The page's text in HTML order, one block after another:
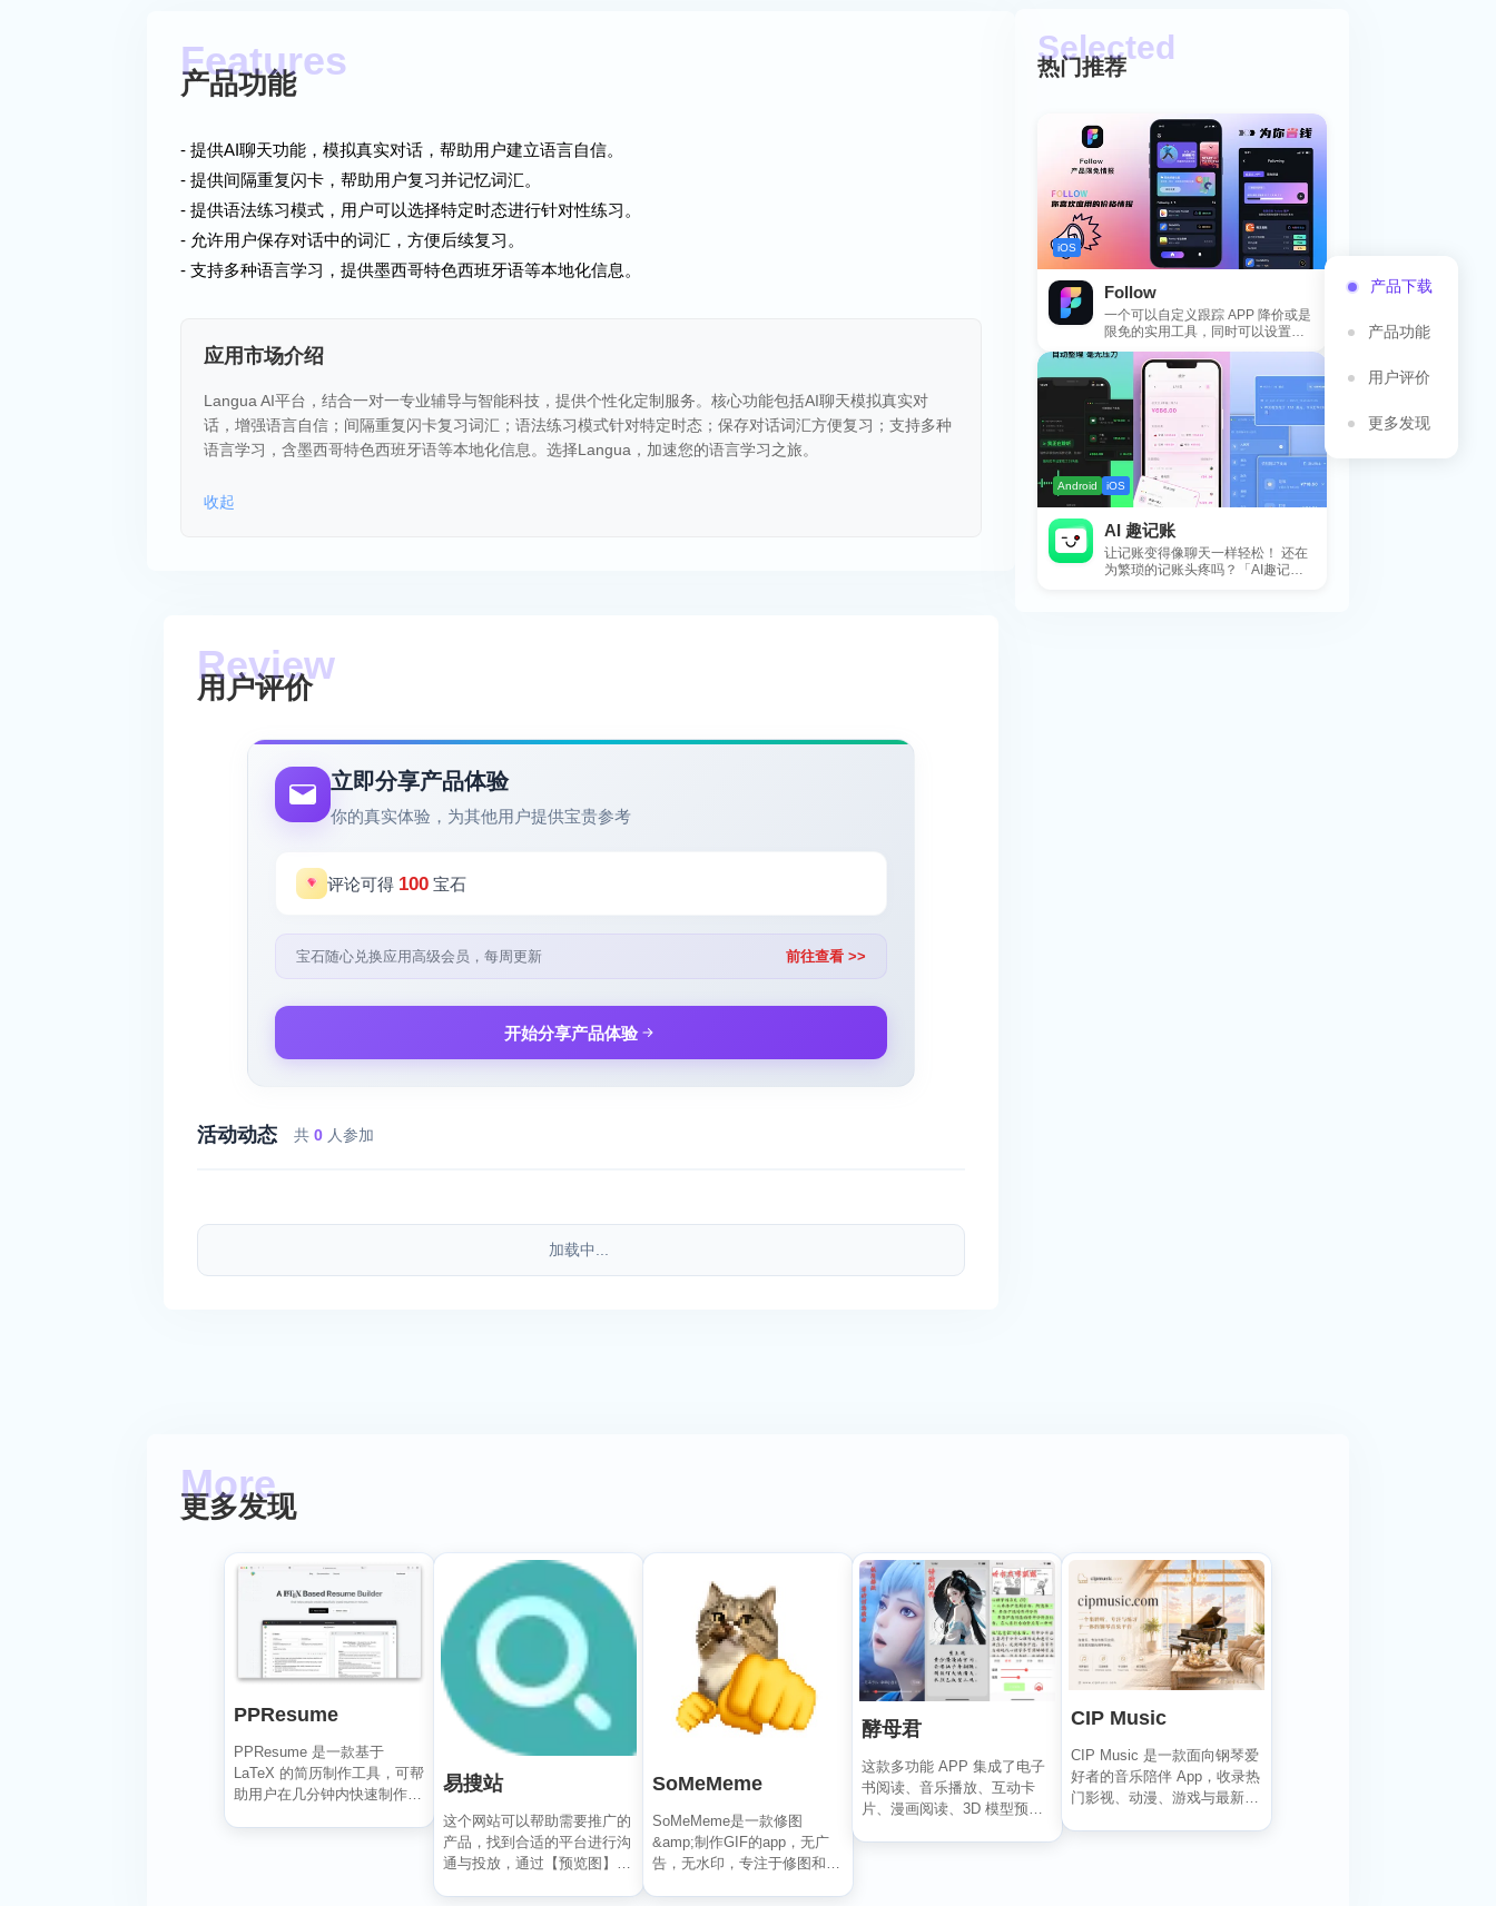
产品下载
产品功能
用户评价
更多发现
产品功能
- 提供AI聊天功能，模拟真实对话，帮助用户建立语言自信。
- 提供间隔重复闪卡，帮助用户复习并记忆词汇。
- 提供语法练习模式，用户可以选择特定时态进行针对性练习。
- 允许用户保存对话中的词汇，方便后续复习。
- 支持多种语言学习，提供墨西哥特色西班牙语等本地化信息。
应用市场介绍
Langua AI平台，结合一对一专业辅导与智能科技，提供个性化定制服务。核心功能包括AI聊天模拟真实对
话，增强语言自信；间隔重复闪卡复习词汇；语法练习模式针对特定时态；保存对话词汇方便复习；支持多种
语言学习，含墨西哥特色西班牙语等本地化信息。选择Langua，加速您的语言学习之旅。
收起
用户评价
立即分享产品体验
你的真实体验，为其他用户提供宝贵参考
评论可得 100 宝石
宝石随心兑换应用高级会员，每周更新 前往查看 >>
开始分享产品体验
活动动态 共 0 人参加
加载中...
热门推荐
iOS
Follow
一个可以自定义跟踪 APP 降价或是
限免的实用工具，同时可以设置包
括 APP，游戏，热门类和精选类
Android iOS
AI 趣记账
让记账变得像聊天一样轻松！ 还在
为繁琐的记账头疼吗？「AI趣记
更多发现
PPResume
PPResume 是一款基于
LaTeX 的简历制作工具，可帮
助用户在几分钟内快速制作精
易搜站
这个网站可以帮助需要推广的
产品，找到合适的平台进行沟
通与投放，通过【预览图】与
SoMeMeme
SoMeMeme是一款修图
&amp;制作GIF的app，无广
告，无水印，专注于修图和将
酵母君
这款多功能 APP 集成了电子
书阅读、音乐播放、互动卡
片、漫画阅读、3D 模型预览
CIP Music
CIP Music 是一款面向钢琴爱
好者的音乐陪伴 App，收录热
门影视、动漫、游戏与最新